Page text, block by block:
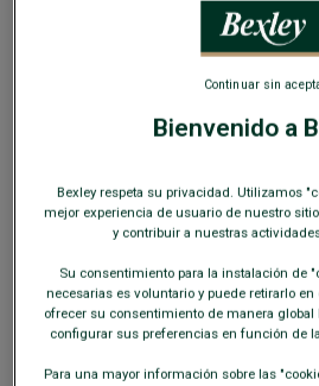
+7 colores
POLO DE HOMBRE - VERDE TILA -
+29
POLO
Bienvenido a
Bexley respeta su privacidad. Utilizamos
mejor experiencia de usuario de nuestro
y contribuir a nuestras
Su consentimiento para la instalación de
necesarias es voluntario y puede retirarlo
ofrecer su consentimiento de manera
configurar sus preferencias en función de
Para una mayor información sobre las
Continuar sin